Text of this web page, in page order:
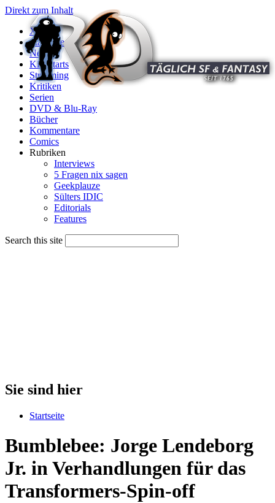
Direkt zum Inhalt
X
Startseite
News
Kinostarts
Streaming
Kritiken
Serien
DVD & Blu-Ray
Bücher
Kommentare
Comics
Rubriken
Interviews
5 Fragen nix sagen
Geekplauze
Sülters IDIC
Editorials
Features
Search this site
Sie sind hier
Startseite
Bumblebee: Jorge Lendeborg
Jr. in Verhandlungen für das
Transformers-Spin-off